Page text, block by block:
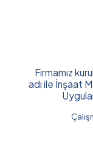
Firmamız
adı ile İnşaat